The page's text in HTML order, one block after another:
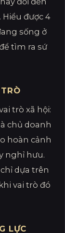
được 4
sống ở
tìm ra sứ
trò xã hội:
chủ doanh
hoàn cảnh
nghỉ hưu.
dựa trên
vai trò đó
LỰC